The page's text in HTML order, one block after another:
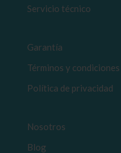
Servicio técnico
Garantía
Términos y condiciones
Política de privacidad
Nosotros
Blog